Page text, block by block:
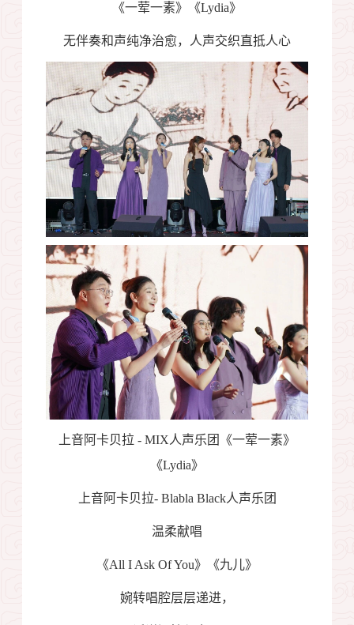
《一荤一素》《Lydia》
无伴奏和声纯净治愈，人声交织直抵人心
上音阿卡贝拉 - MIX人声乐团《一荤一素》
《Lydia》
上音阿卡贝拉- Blabla Black人声乐团
温柔献唱
《All I Ask Of You》《九儿》
婉转唱腔层层递进，